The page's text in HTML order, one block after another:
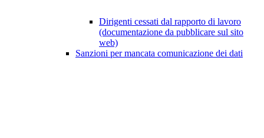
Dirigenti cessati dal rapporto di lavoro
(documentazione da pubblicare sul sito
web)
Sanzioni per mancata comunicazione dei dati